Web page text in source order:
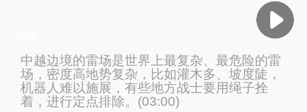
中越边境的雷场是世界上最复杂、最危险的雷
场，密度高地势复杂，比如灌木多、坡度陡，
机器人难以施展，有些地方战士要用绳子拴
着，进行定点排除。(03:00)